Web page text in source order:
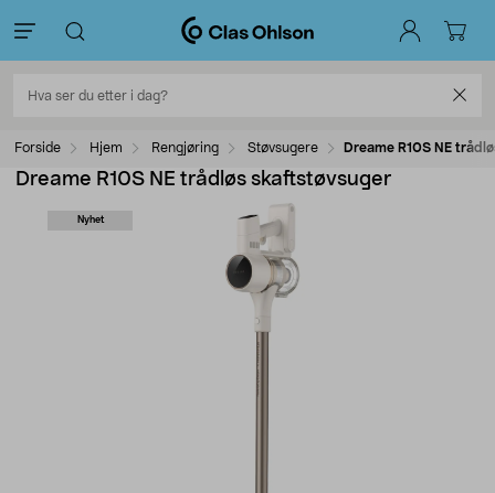
Forside Hjem Rengjøring Støvsugere Dreame R10S NE
Dreame R10S NE trådløs skaftstøvsuger
Nyhet